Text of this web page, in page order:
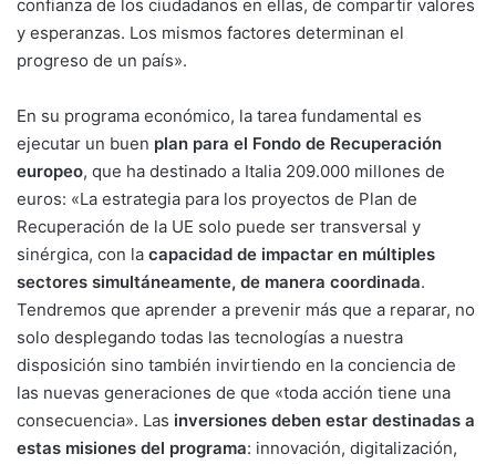
confianza de los ciudadanos en ellas, de compartir valores
y esperanzas. Los mismos factores determinan el
progreso de un país».
En su programa económico, la tarea fundamental es
ejecutar un buen plan para el Fondo de Recuperación
europeo, que ha destinado a Italia 209.000 millones de
euros: «La estrategia para los proyectos de Plan de
Recuperación de la UE solo puede ser transversal y
sinérgica, con la capacidad de impactar en múltiples
sectores simultáneamente, de manera coordinada.
Tendremos que aprender a prevenir más que a reparar, no
solo desplegando todas las tecnologías a nuestra
disposición sino también invirtiendo en la conciencia de
las nuevas generaciones de que «toda acción tiene una
consecuencia». Las inversiones deben estar destinadas a
estas misiones del programa: innovación, digitalización,